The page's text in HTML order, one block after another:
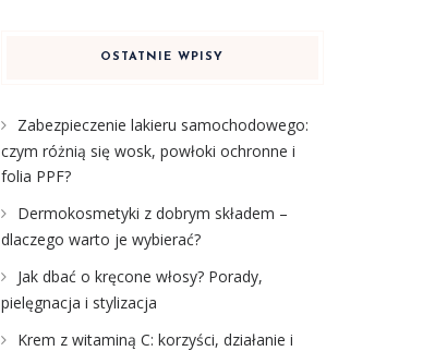
OSTATNIE WPISY
Zabezpieczenie lakieru samochodowego:
czym różnią się wosk, powłoki ochronne i
folia PPF?
Dermokosmetyki z dobrym składem –
dlaczego warto je wybierać?
Jak dbać o kręcone włosy? Porady,
pielęgnacja i stylizacja
Krem z witaminą C: korzyści, działanie i